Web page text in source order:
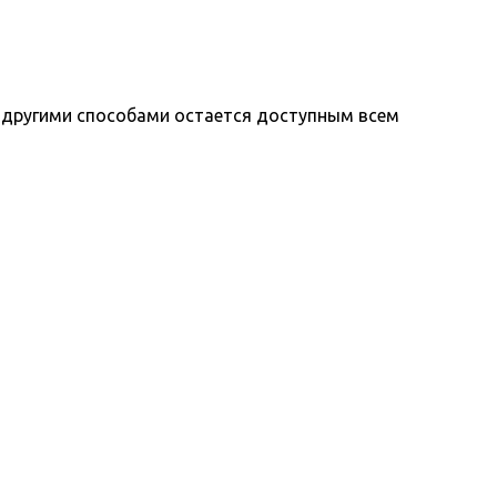
способами остается доступным всем